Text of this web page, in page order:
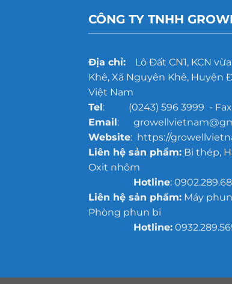
CÔNG TY TNHH
Địa chỉ:Lô Đất CN1, KCN
Khê, Xã Nguyên Khê, Huyện
Việt Nam
Tel: (0243) 596 3999 - Fax:
Email:
Website: https://
Liên hệ sản phẩm:Bi thép,
Oxit nhôm
Hotline:
Liên hệ sản phẩm:Máy
Phòng phun bi
Hotline: